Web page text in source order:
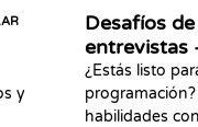
y
Desafíos
entrevistas
¿Estás listo
habilidades